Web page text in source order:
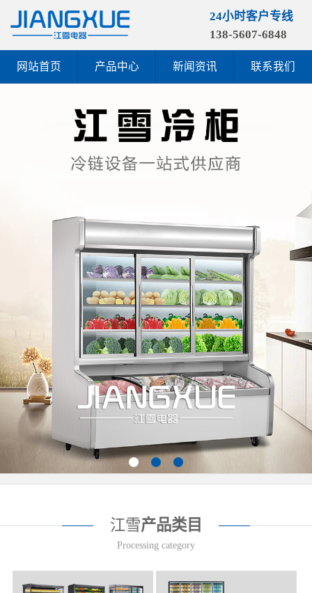
24小时客户专线
138-5607-6848
网站首页 产品中心 新闻资讯 联系我们
江雪产品类目
Processing category